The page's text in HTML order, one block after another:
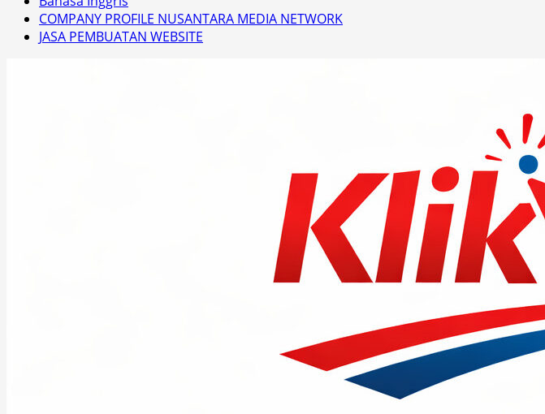
COMPANY PROFILE NUSANTARA MEDIA NETWORK
JASA PEMBUATAN WEBSITE